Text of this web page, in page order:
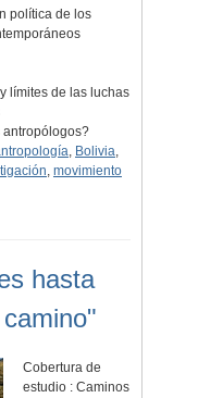
política de los
límites de las luchas
antropólogos?
, Bolivia,
, movimiento
hasta
Cobertura de
estudio : Caminos